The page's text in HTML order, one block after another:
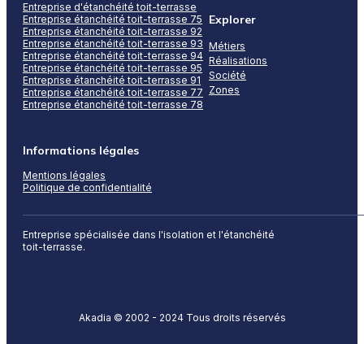
Entreprise spécialisée dans l'isolation et l'étanchéité
toit-terrasse.
Entreprise d'étanchéité toit-terrasse
Entreprise étanchéité toit-terrasse 75
Entreprise étanchéité toit-terrasse 92
Entreprise étanchéité toit-terrasse 93
Entreprise étanchéité toit-terrasse 94
Entreprise étanchéité toit-terrasse 95
Entreprise étanchéité toit-terrasse 91
Entreprise étanchéité toit-terrasse 77
Entreprise étanchéité toit-terrasse 78
Explorer
Métiers
Réalisations
Société
Zones
Informations légales
Mentions légales
Politique de confidentialité
Akadia © 2002 - 2024 Tous droits réservés